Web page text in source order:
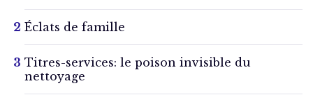
Éclats de famille
Titres-services: le poison invisible du
nettoyage